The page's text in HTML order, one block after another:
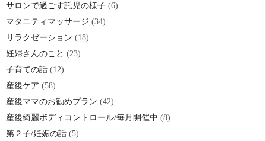
サロンで過ごす託児の様子 (6)
マタニティマッサージ (34)
リラクゼーション (18)
妊婦さんのこと (23)
子育ての話 (12)
産後ケア (58)
産後ママのお勧めプラン (42)
産後綺麗ボディコントロール/毎月開催中 (8)
第２子/妊娠の話 (5)